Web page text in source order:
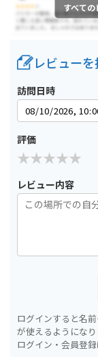
すべて
レビュー
訪問日時
評価
レビュー内容
ログインすると名
が使えるようになり
ログイン・会員登